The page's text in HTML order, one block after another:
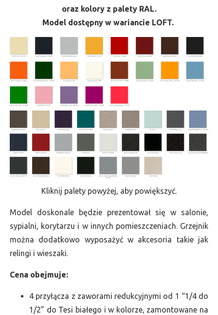
oraz kolory z palety RAL.
Model dostępny w wariancie LOFT.
Kliknij palety powyżej, aby powiększyć.
Model doskonale będzie prezentował się w salonie,
sypialni, korytarzu i w innych pomieszczeniach. Grzejnik
można dodatkowo wyposażyć w akcesoria takie jak
relingi i wieszaki.
Cena obejmuje:
4 przyłącza z zaworami redukcyjnymi od 1 “1/4 do
1/2” do Tesi białego i w kolorze, zamontowane na